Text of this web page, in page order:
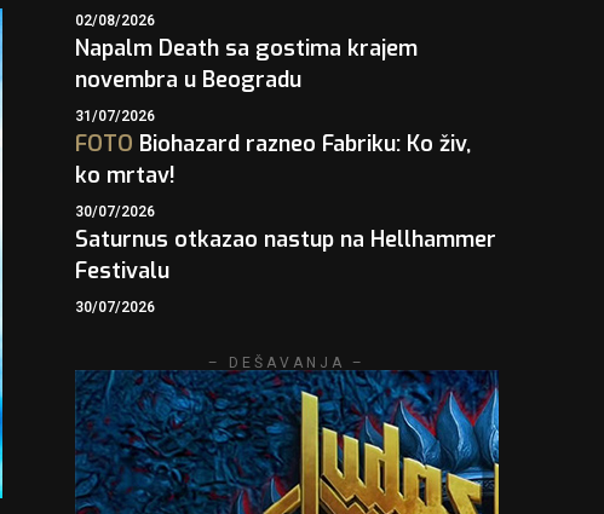
02/08/2026
Napalm Death sa gostima krajem
novembra u Beogradu
31/07/2026
FOTO Biohazard razneo Fabriku: Ko živ,
ko mrtav!
30/07/2026
Saturnus otkazao nastup na Hellhammer
Festivalu
30/07/2026
– DEŠAVANJA –